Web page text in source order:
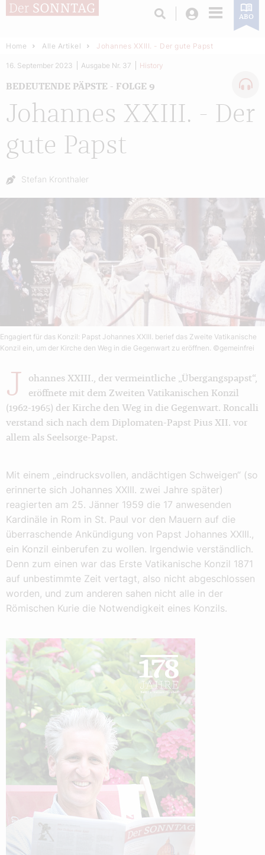
Login ABO
Home Alle Artikel Johannes XXIII. - Der gute Papst
Johannes XXIII. - Der
gute Papst
BEDEUTENDE PÄPSTE - FOLGE 9
16. September 2023 Ausgabe Nr. 37 History
Autor:
Stefan Kronthaler
Engagiert für das Konzil: Papst Johannes XXIII. berief das Zweite Vatikanische
Konzil ein, um der Kirche den Weg in die Gegenwart zu eröffnen. ©gemeinfrei
J
ohannes XXIII., der vermeintliche „Übergangspapst“,
eröffnete mit dem Zweiten Vatikanischen Konzil
(1962-1965) der Kirche den Weg in die Gegenwart. Roncalli
verstand sich nach dem Diplomaten-Papst Pius XII. vor
allem als Seelsorge-Papst.
Mit einem „eindrucksvollen, andächtigen Schweigen“ (so
erinnerte sich Johannes XXIII. zwei Jahre später)
reagierten am 25. Jänner 1959 die 17 anwesenden
Kardinäle in Rom in St. Paul vor den Mauern auf die
überraschende Ankündigung von Papst Johannes XXIII.,
ein Konzil einberufen zu wollen. Irgendwie verständlich.
Denn zum einen war das Erste Vatikanische Konzil 1871
auf unbestimmte Zeit vertagt, also nicht abgeschlossen
worden, und zum anderen sahen nicht alle in der
Römischen Kurie die Notwendigkeit eines Konzils.